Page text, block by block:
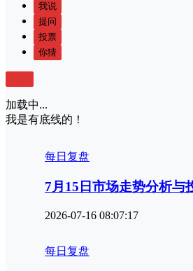
我说
提问
投票
你猜
加载中...
我是有底线的！
每日复盘
7月15日市场走势分析与
2026-07-16 08:07:17
每日复盘